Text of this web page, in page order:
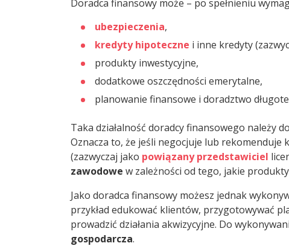
Doradca finansowy może – po spełnieniu
ubezpieczenia,
kredyty hipoteczne i inne kredyty
produkty inwestycyjne,
dodatkowe oszczędności emerytalne,
planowanie finansowe i doradztwo
Taka działalność doradcy finansowego należy
Oznacza to, że jeśli negocjuje lub
(zazwyczaj jako powiązany przedstawiciel
zawodowe w zależności od tego, jakie
Jako doradca finansowy możesz jednak
przykład edukować klientów, przygotowywać
prowadzić działania akwizycyjne. Do
gospodarcza.